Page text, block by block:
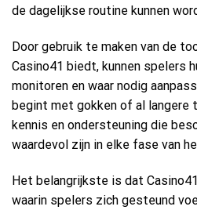
de dagelijkse routine kunnen
Door gebruik te maken van de
Casino41 biedt, kunnen spelers
monitoren en waar nodig
begint met gokken of al langere
kennis en ondersteuning die
waardevol zijn in elke fase van
Het belangrijkste is dat
waarin spelers zich gesteund